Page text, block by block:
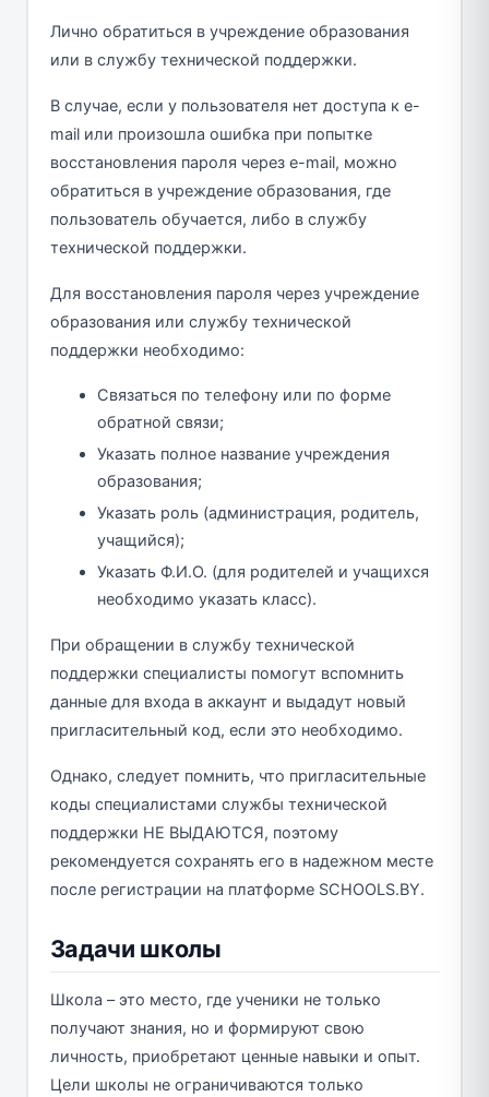
Лично обратиться в учреждение образования
или в службу технической поддержки.
В случае, если у пользователя нет доступа к e-
mail или произошла ошибка при попытке
восстановления пароля через e-mail, можно
обратиться в учреждение образования, где
пользователь обучается, либо в службу
технической поддержки.
Для восстановления пароля через учреждение
образования или службу технической
поддержки необходимо:
Связаться по телефону или по форме
обратной связи;
Указать полное название учреждения
образования;
Указать роль (администрация, родитель,
учащийся);
Указать Ф.И.О. (для родителей и учащихся
необходимо указать класс).
При обращении в службу технической
поддержки специалисты помогут вспомнить
данные для входа в аккаунт и выдадут новый
пригласительный код, если это необходимо.
Однако, следует помнить, что пригласительные
коды специалистами службы технической
поддержки НЕ ВЫДАЮТСЯ, поэтому
рекомендуется сохранять его в надежном месте
после регистрации на платформе SCHOOLS.BY.
Задачи школы
Школа – это место, где ученики не только
получают знания, но и формируют свою
личность, приобретают ценные навыки и опыт.
Цели школы не ограничиваются только